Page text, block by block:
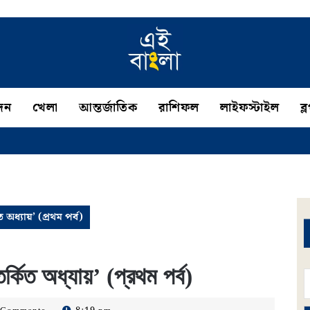
খেলা আন্তর্জাতিক রাশিফল লাইফস্টাইল
অধ্যায়’ (প্রথম পর্ব)
অধ্যায়’ (প্রথম পর্ব)